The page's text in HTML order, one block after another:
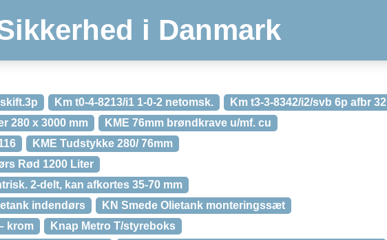
i Danmark
Km t0-4-8213/i1 1-0-2 netomsk.
Km t3-3-8342/i2/svb 6p afbr 32
280 x 3000 mm
KME 76mm brøndkrave u/mf. cu
KME Tudstykke 280/ 76mm
Rød 1200 Liter
2-delt, kan afkortes 35-70 mm
indendørs
KN Smede Olietank monteringssæt
krom
Knap Metro T/styreboks